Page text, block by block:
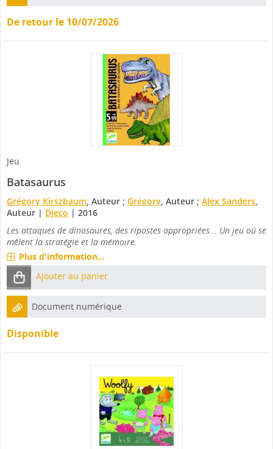
De retour le 10/07/2026
Jeu
Batasaurus
Grégory Kirszbaum, Auteur ; Grégory, Auteur ; Alex Sanders,
Auteur | Djeco | 2016
Les attaques de dinosaures, des ripostes appropriées... Un jeu où se
mêlent la stratégie et la mémoire.
Plus d'information...
Ajouter au panier
Document numérique
Disponible